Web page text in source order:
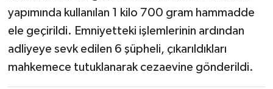
yapımında kullanılan 1 kilo 700 gram hammadde
ele geçirildi. Emniyetteki işlemlerinin ardından
adliyeye sevk edilen 6 şüpheli, çıkarıldıkları
mahkemece tutuklanarak cezaevine gönderildi.
Spor
Teknoloji